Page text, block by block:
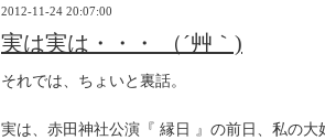
2012-11-24 20:07:00
実は実は・・・ （´艸｀)
それでは、ちょいと裏話。
実は、赤田神社公演『 縁日 』の前日、私の